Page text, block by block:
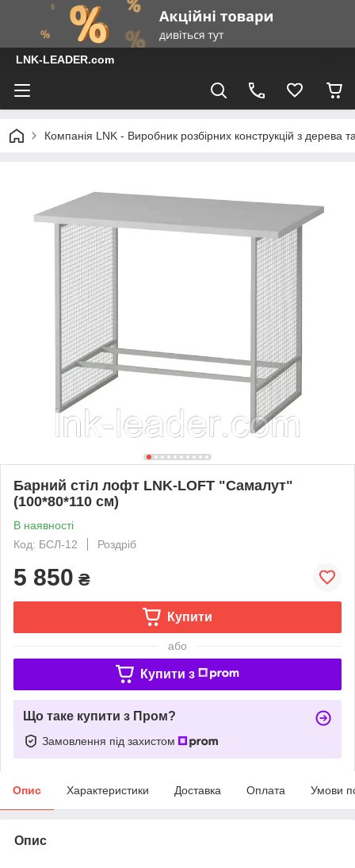
LNK-LEADER.com
Компанія LNK - Виробник розбірних конструкцій з дерева
Барний стіл лофт LNK-LOFT "Самалут"
(100*80*110 см)
В наявності
Код: БСЛ-12
Роздріб
5 850 ₴
Купити
або
Купити з
Що таке купити з Пром?
Замовлення під захистом
Опис Характеристики Доставка Оплата Умови
Опис